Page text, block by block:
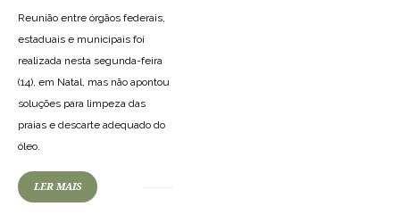
Reunião entre órgãos federais,
estaduais e municipais foi
realizada nesta segunda-feira
(14), em Natal, mas não apontou
soluções para limpeza das
praias e descarte adequado do
óleo.
LER MAIS